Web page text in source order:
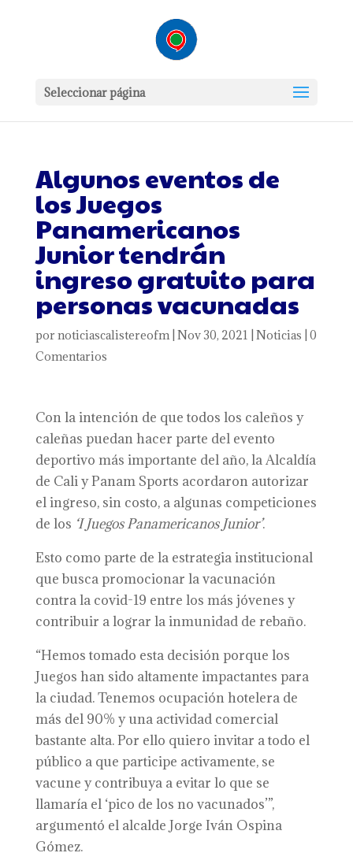
Seleccionar página
Algunos eventos de
los Juegos
Panamericanos
Junior tendrán
ingreso gratuito para
personas vacunadas
por noticiascalistereofm| Nov 30, 2021 Noticias 0
Comentarios
Con la intención de que todos los caleños y
caleñas puedan hacer parte del evento
deportivo más importante del año, la Alcaldía
de Cali y Panam Sports acordaron autorizar
el ingreso, sin costo, a algunas competiciones
de los ‘I Juegos Panamericanos Junior’.
Esto como parte de la estrategia institucional
que busca promocionar la vacunación
contra la covid-19 entre los más jóvenes y
contribuir a lograr la inmunidad de rebaño.
“Hemos tomado esta decisión porque los
Juegos han sido altamente impactantes para
la ciudad. Tenemos ocupación hotelera de
más del 90% y una actividad comercial
bastante alta. Por ello quiero invitar a todo el
público a que participe activamente, se
vacune y contribuya a evitar lo que se
llamaría el ‘pico de los no vacunados’”,
argumentó el alcalde Jorge Iván Ospina
Gómez.